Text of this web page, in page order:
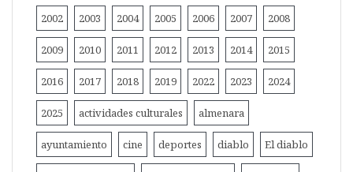
2002 2003 2004 2005 2006 2007 2008
2009 2010 2011 2012 2013 2014 2015
2016 2017 2018 2019 2022 2023 2024
2025 actividades culturales almenara
ayuntamiento cine deportes diablo El diablo